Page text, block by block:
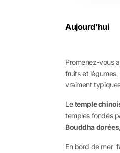
Aujourd’hui
Promenez-vous
fruits et
vraiment
Letemple
temples fondés
Bouddha dorées
En bord de mer